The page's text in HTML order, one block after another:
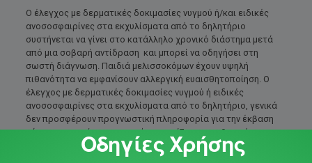
Ο έλεγχος με δερματικές δοκιμασίες νυγμού ή/και ειδικές
ανοσοσφαιρίνες στα εκχυλίσματα από το δηλητήριο
συστήνεται να γίνει στο κατάλληλο χρονικό διάστημα μετά
από μια σοβαρή αντίδραση και μπορεί να οδηγήσει στη
σωστή διάγνωση. Παιδιά μελισσοκόμων έχουν υψηλή
πιθανότητα να εμφανίσουν αλλεργική ευαισθητοποίηση. Ο
έλεγχος με δερματικές δοκιμασίες νυγμού ή ειδικές
ανοσοσφαιρίνες στα εκχυλίσματα από το δηλητήριο, γενικά
δεν προσφέρουν προγνωστική πληροφορία για την έκβαση
κάποιου τσιμπήματος και ούτε σχετίζονται με θετικό
ιστορικό νυγμού. Με λίγα λόγια, οι δοκιμασίες αυτές δεν
πρέπει να γίνονται στο γενικό πληθυσμό. Σε ένα μικρό
Οδηγίες Χρήσης